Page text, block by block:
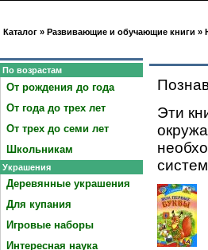
Каталог » Развивающие и обучающие книги »
Эти
По возрастам
От рождения до года
От года до трех лет
От трех до семи лет
Школьникам
Украшения
Деревянные украшения
Для купания
Игровые наборы
Интересная наука